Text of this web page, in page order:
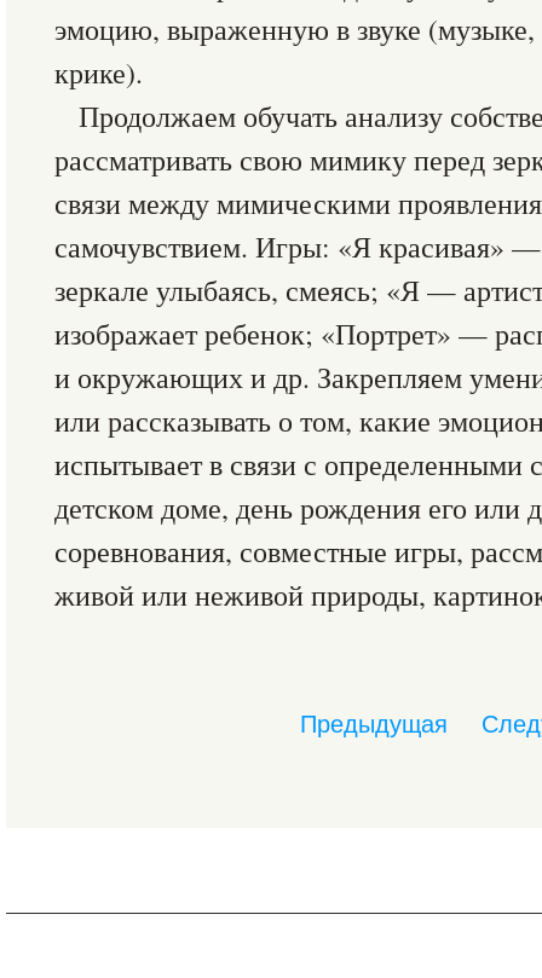
эмоцию, выраженную в звуке (музыке,
крике).
Продолжаем обучать анализу
рассматривать свою мимику перед
связи между мимическими
самочувствием. Игры: «Я красивая» —
зеркале улыбаясь, смеясь; «Я —
изображает ребенок; «Портрет» —
и окружающих и др. Закрепляем
или рассказывать о том, какие
испытывает в связи с определенными
детском доме, день рождения его или
соревнования, совместные игры,
живой или неживой природы,
Предыдущая